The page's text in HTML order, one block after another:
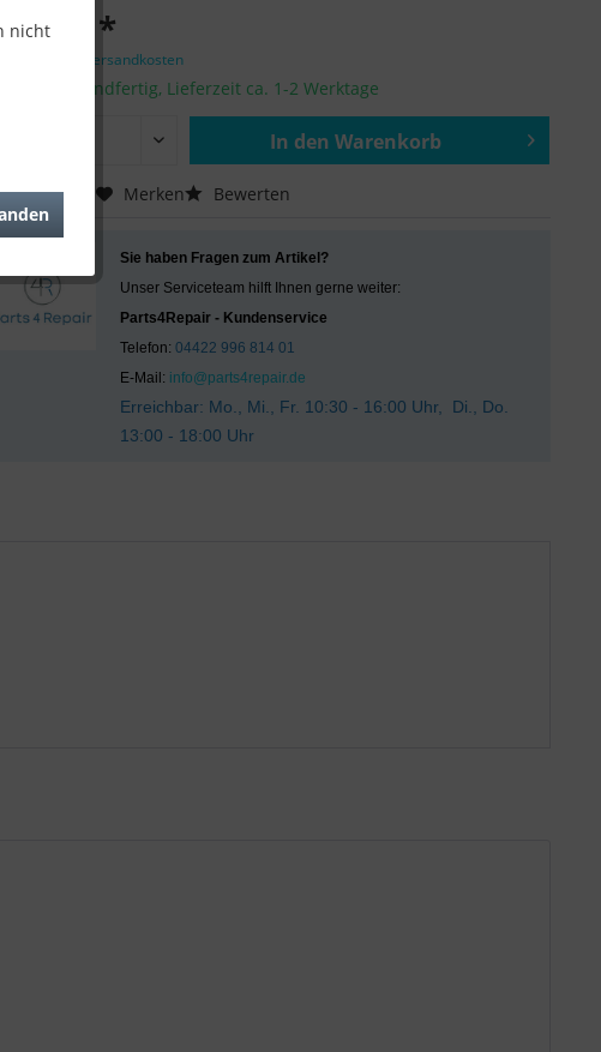
€ *
zzgl. Versandkosten
Sofort versandfertig, Lieferzeit ca. 1-2 Werktage
In den Warenkorb
Merken Bewerten
Sie haben Fragen zum Artikel?
Unser Serviceteam hilft Ihnen gerne weiter:
Parts4Repair - Kundenservice
Telefon:04422 996 814 01
E-Mail: info@parts4repair.de
Erreichbar: Mo., Mi., Fr. 10:30 - 16:00 Uhr, Di., Do.
13:00 - 18:00 Uhr
nicht